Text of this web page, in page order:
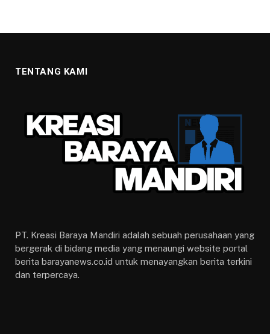
TENTANG KAMI
PT. Kreasi Baraya Mandiri adalah sebuah perusahaan yang
bergerak di bidang media yang menaungi website portal
berita barayanews.co.id untuk menayangkan berita terkini
dan terpercaya.